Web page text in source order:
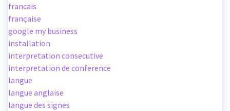
francais
française
google my business
installation
interpretation consecutive
interpretation de conference
langue
langue anglaise
langue des signes